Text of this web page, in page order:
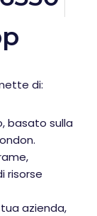
di:
basato sulla
risorse
azienda,